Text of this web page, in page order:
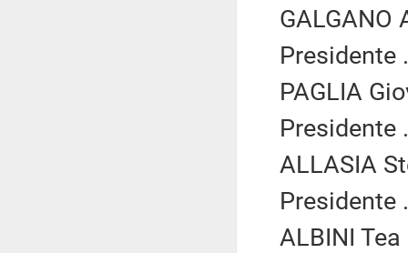
GALGANO
Presidente
PAGLIA
Presidente
ALLASIA
Presidente
ALBINI